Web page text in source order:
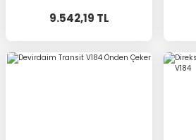
9.542,19 TL